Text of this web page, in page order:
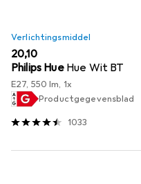
Verlichtingsmiddel
EUR
20,10
Philips Hue Hue Wit BT
E27, 550 lm, 1x
Productgegevensblad
1033